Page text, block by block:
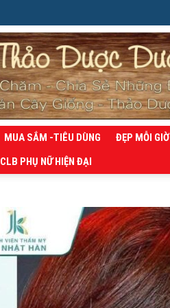
MUA SẮM -TIÊU DÙNG
ĐẸP MỖI GIỜ
CLB PHỤ NỮ HIỆN ĐẠI